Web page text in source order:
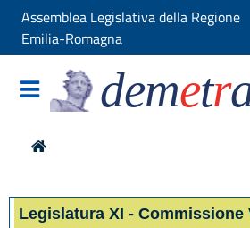
Assemblea Legislativa della Regione
Emilia-Romagna
demetr
Legislatura XI - Commissione